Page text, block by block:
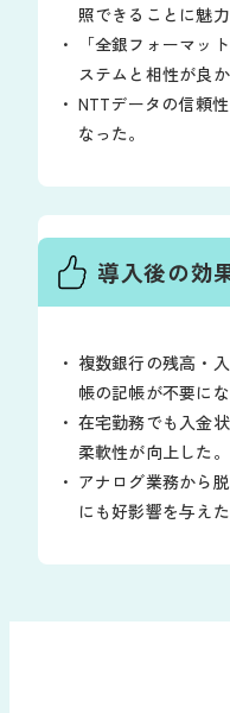
照できることに魅力
「全銀フォーマッ
ステムと相性が良か
NTTデータの信頼
なった。
導入後の効
複数銀行の残高・
帳の記帳が不要にな
在宅勤務でも入金
柔軟性が向上した。
アナログ業務から
にも好影響を与えた